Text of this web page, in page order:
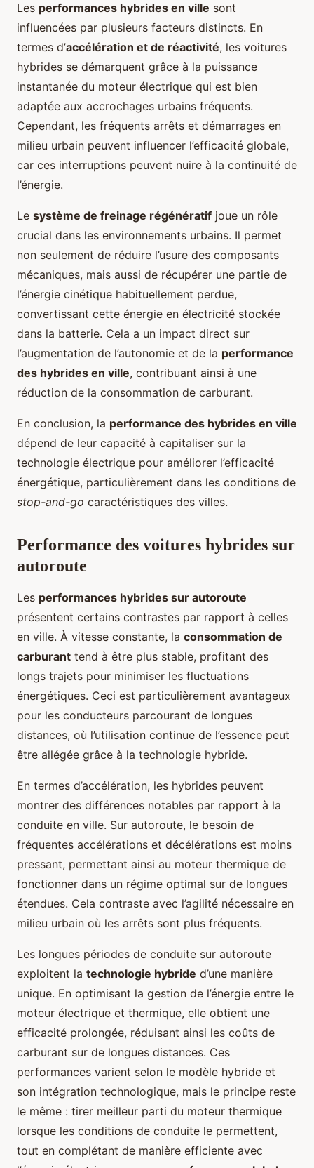
Les performances hybrides en ville sont
influencées par plusieurs facteurs distincts. En
termes d’accélération et de réactivité, les voitures
hybrides se démarquent grâce à la puissance
instantanée du moteur électrique qui est bien
adaptée aux accrochages urbains fréquents.
Cependant, les fréquents arrêts et démarrages en
milieu urbain peuvent influencer l’efficacité globale,
car ces interruptions peuvent nuire à la continuité de
l’énergie.
Le système de freinage régénératif joue un rôle
crucial dans les environnements urbains. Il permet
non seulement de réduire l’usure des composants
mécaniques, mais aussi de récupérer une partie de
l’énergie cinétique habituellement perdue,
convertissant cette énergie en électricité stockée
dans la batterie. Cela a un impact direct sur
l’augmentation de l’autonomie et de la performance
des hybrides en ville, contribuant ainsi à une
réduction de la consommation de carburant.
En conclusion, la performance des hybrides en ville
dépend de leur capacité à capitaliser sur la
technologie électrique pour améliorer l’efficacité
énergétique, particulièrement dans les conditions de
stop-and-go caractéristiques des villes.
Performance des voitures hybrides sur
autoroute
Les performances hybrides sur autoroute
présentent certains contrastes par rapport à celles
en ville. À vitesse constante, la consommation de
carburant tend à être plus stable, profitant des
longs trajets pour minimiser les fluctuations
énergétiques. Ceci est particulièrement avantageux
pour les conducteurs parcourant de longues
distances, où l’utilisation continue de l’essence peut
être allégée grâce à la technologie hybride.
En termes d’accélération, les hybrides peuvent
montrer des différences notables par rapport à la
conduite en ville. Sur autoroute, le besoin de
fréquentes accélérations et décélérations est moins
pressant, permettant ainsi au moteur thermique de
fonctionner dans un régime optimal sur de longues
étendues. Cela contraste avec l’agilité nécessaire en
milieu urbain où les arrêts sont plus fréquents.
Les longues périodes de conduite sur autoroute
exploitent la technologie hybride d’une manière
unique. En optimisant la gestion de l’énergie entre le
moteur électrique et thermique, elle obtient une
efficacité prolongée, réduisant ainsi les coûts de
carburant sur de longues distances. Ces
performances varient selon le modèle hybride et
son intégration technologique, mais le principe reste
le même : tirer meilleur parti du moteur thermique
lorsque les conditions de conduite le permettent,
tout en complétant de manière efficiente avec